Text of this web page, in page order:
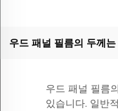
우드 패널 필름의 두께
우드 패널 필름
있습니다. 일반